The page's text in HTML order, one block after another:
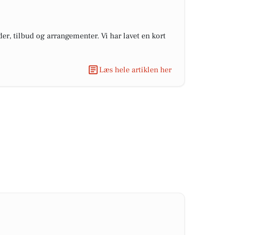
tilbud og arrangementer. Vi har lavet en kort
Læs hele artiklen her